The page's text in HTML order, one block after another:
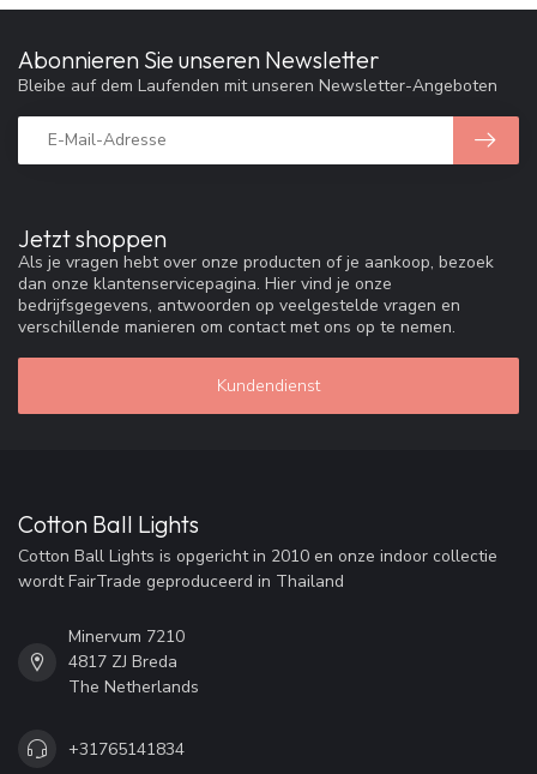
Jetzt shoppen
Als je vragen hebt over onze producten of je aankoop, bezoek
dan onze klantenservicepagina. Hier vind je onze
bedrijfsgegevens, antwoorden op veelgestelde vragen en
verschillende manieren om contact met ons op te nemen.
Kundendienst
Abonnieren Sie unseren Newsletter
Bleibe auf dem Laufenden mit unseren Newsletter-Angeboten
Cotton Ball Lights
Cotton Ball Lights is opgericht in 2010 en onze indoor collectie
wordt FairTrade geproduceerd in Thailand
Minervum 7210
4817 ZJ Breda
The Netherlands
+31765141834